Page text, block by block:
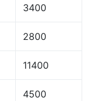
3400
2800
11400
4500